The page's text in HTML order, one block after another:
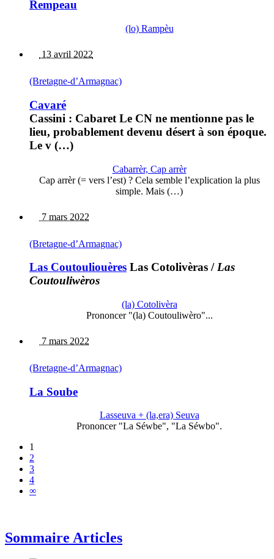
Rempeau
(lo) Rampèu
13 avril 2022
(Bretagne-d’Armagnac)
Cavaré
Cassini : Cabaret Le CN ne mentionne pas le
lieu, probablement devenu désert à son époque.
Le v (…)
Cabarrèr, Cap arrèr
Cap arrèr (= vers l’est) ? Cela semble l’explication la plus
simple. Mais (…)
7 mars 2022
(Bretagne-d’Armagnac)
Las Coutouliouères Las Cotolivèras /Las
Coutouliwèros
(la) Cotolivèra
Prononcer "(la) Coutouliwèro"...
7 mars 2022
(Bretagne-d’Armagnac)
La Soube
Lasseuva + (la,era) Seuva
Prononcer "La Séwbe", "La Séwbo".
1
2
3
4
∞
Sommaire Articles